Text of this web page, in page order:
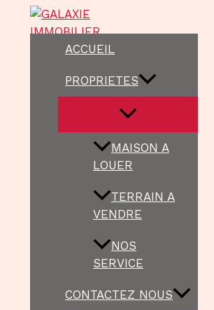
Aller
ACCUEIL
PROPRIETES
MAISON A
LOUER
TERRAIN A
VENDRE
NOS
SERVICE
CONTACTEZ NOUS